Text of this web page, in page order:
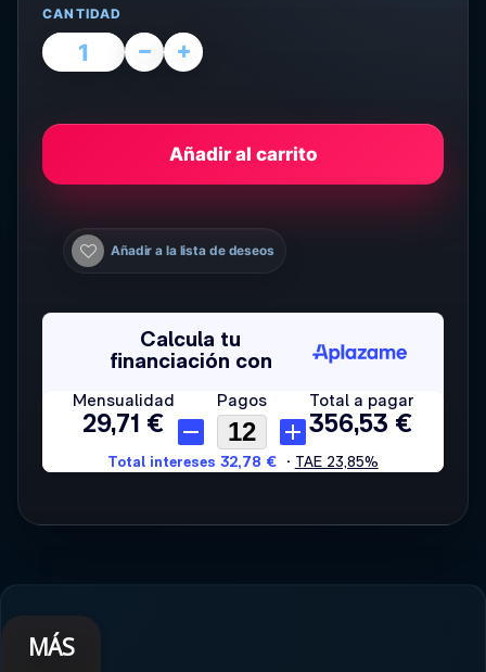
CANTIDAD
Añadir al carrito
Añadir a la lista de deseos
MÁS